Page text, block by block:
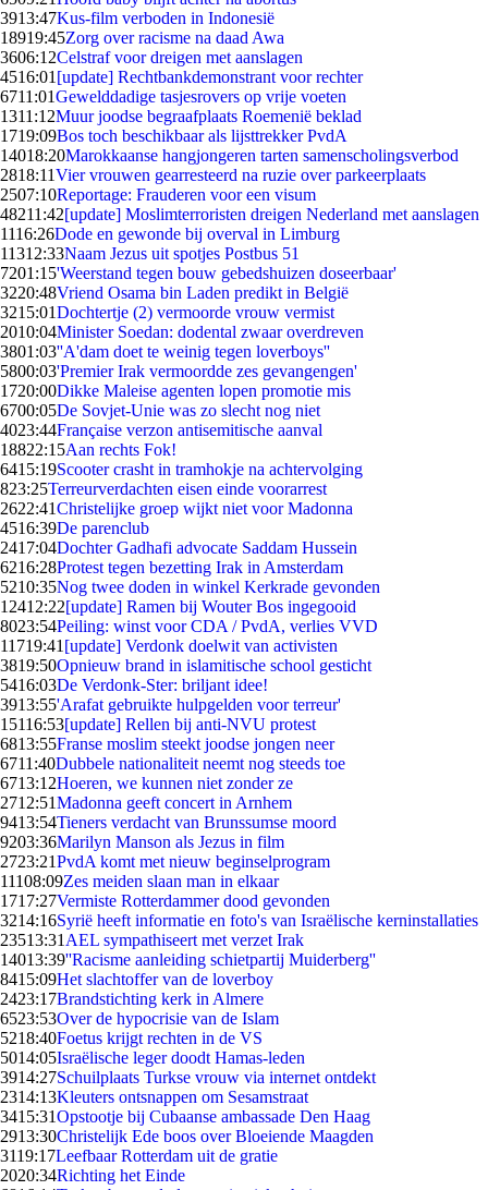
3913:47Kus-film verboden in Indonesië
18919:45Zorg over racisme na daad Awa
3606:12Celstraf voor dreigen met aanslagen
4516:01 [update] Rechtbankdemonstrant voor rechter
6711:01Gewelddadige tasjesrovers op vrije voeten
1311:12Muur joodse begraafplaats Roemenië beklad
1719:09Bos toch beschikbaar als lijsttrekker PvdA
14018:20Marokkaanse hangjongeren tarten samenscholingsverbod
2818:11Vier vrouwen gearresteerd na ruzie over parkeerplaats
2507:10Reportage: Frauderen voor een visum
48211:42[update] Moslimterroristen dreigen Nederland met aanslagen
1116:26Dode en gewonde bij overval in Limburg
11312:33Naam Jezus uit spotjes Postbus 51
7201:15'Weerstand tegen bouw gebedshuizen doseerbaar'
3220:48Vriend Osama bin Laden predikt in België
3215:01Dochtertje (2) vermoorde vrouw vermist
2010:04Minister Soedan: dodental zwaar overdreven
3801:03''A'dam doet te weinig tegen loverboys''
5800:03'Premier Irak vermoordde zes gevangengen'
1720:00Dikke Maleise agenten lopen promotie mis
6700:05De Sovjet-Unie was zo slecht nog niet
4023:44Française verzon antisemitische aanval
18822:15Aan rechts Fok!
6415:19Scooter crasht in tramhokje na achtervolging
823:25Terreurverdachten eisen einde voorarrest
2622:41Christelijke groep wijkt niet voor Madonna
4516:39De parenclub
2417:04Dochter Gadhafi advocate Saddam Hussein
6216:28Protest tegen bezetting Irak in Amsterdam
5210:35Nog twee doden in winkel Kerkrade gevonden
12412:22[update] Ramen bij Wouter Bos ingegooid
8023:54Peiling: winst voor CDA / PvdA, verlies VVD
11719:41 [update] Verdonk doelwit van activisten
3819:50Opnieuw brand in islamitische school gesticht
5416:03De Verdonk-Ster: briljant idee!
3913:55'Arafat gebruikte hulpgelden voor terreur'
15116:53[update] Rellen bij anti-NVU protest
6813:55Franse moslim steekt joodse jongen neer
6711:40Dubbele nationaliteit neemt nog steeds toe
6713:12Hoeren, we kunnen niet zonder ze
2712:51Madonna geeft concert in Arnhem
9413:54Tieners verdacht van Brunssumse moord
9203:36Marilyn Manson als Jezus in film
2723:21PvdA komt met nieuw beginselprogram
11108:09Zes meiden slaan man in elkaar
1717:27Vermiste Rotterdammer dood gevonden
3214:16Syrië heeft informatie en foto's van Israëlische kerninstallaties
23513:31 AEL sympathiseert met verzet Irak
14013:39''Racisme aanleiding schietpartij Muiderberg''
8415:09Het slachtoffer van de loverboy
2423:17Brandstichting kerk in Almere
6523:53Over de hypocrisie van de Islam
5218:40Foetus krijgt rechten in de VS
5014:05Israëlische leger doodt Hamas-leden
3914:27Schuilplaats Turkse vrouw via internet ontdekt
2314:13Kleuters ontsnappen om Sesamstraat
3415:31Opstootje bij Cubaanse ambassade Den Haag
2913:30Christelijk Ede boos over Bloeiende Maagden
3119:17Leefbaar Rotterdam uit de gratie
2020:34Richting het Einde